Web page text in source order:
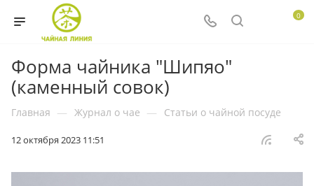
0
Форма чайника "Шипяо"
(каменный совок)
Главная — Журнал о чае — Статьи о чайной посуде
12 октября 2023 11:51